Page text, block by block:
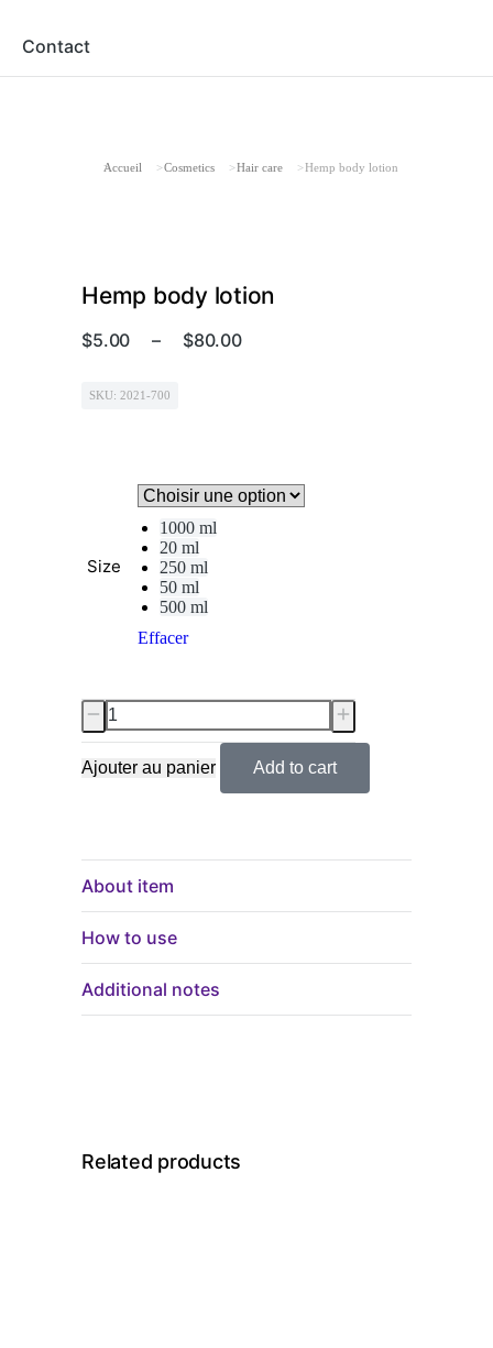
Contact
Vous êtes ici :
Accueil Cosmetics Hair care Hemp body lotion
Hemp body lotion
$5.00 – $80.00
SKU: 2021-700
Size
1000 ml
20 ml
250 ml
50 ml
500 ml
Effacer
Ajouter au panier Add to cart
About item
How to use
Additional notes
Related products